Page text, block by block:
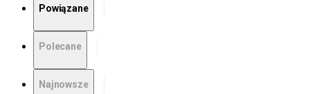
Powiązane
Polecane
Najnowsze